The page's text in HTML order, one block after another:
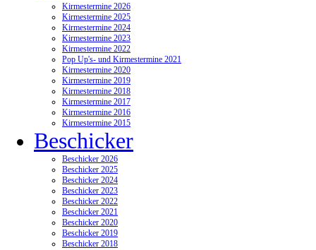
Kirmestermine 2026
Kirmestermine 2025
Kirmestermine 2024
Kirmestermine 2023
Kirmestermine 2022
Pop Up's- und Kirmestermine 2021
Kirmestermine 2020
Kirmestermine 2019
Kirmestermine 2018
Kirmestermine 2017
Kirmestermine 2016
Kirmestermine 2015
Beschicker
Beschicker 2026
Beschicker 2025
Beschicker 2024
Beschicker 2023
Beschicker 2022
Beschicker 2021
Beschicker 2020
Beschicker 2019
Beschicker 2018